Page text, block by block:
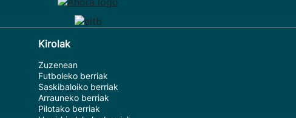
Kirolak
Zuzenean
Futboleko berriak
Saskibaloiko berriak
Arrauneko berriak
Pilotako berriak